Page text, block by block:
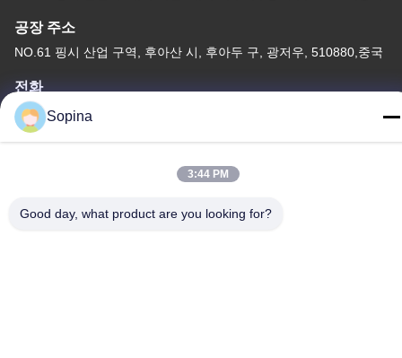
공장 주소
NO.61 핑시 산업 구역, 후아산 시, 후아두 구, 광저우, 510880,중국
전화
86-13539447986
중국 상등품 하이브리드 스테퍼 모터 공급자. 저작권 (c) 2023-2026
Sopina
3:44 PM
Good day, what product are you looking for?